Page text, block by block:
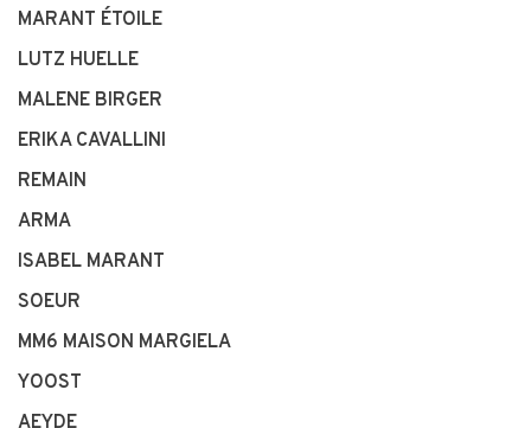
MARANT ÉTOILE
LUTZ HUELLE
MALENE BIRGER
ERIKA CAVALLINI
REMAIN
ARMA
ISABEL MARANT
SOEUR
MM6 MAISON MARGIELA
YOOST
AEYDE